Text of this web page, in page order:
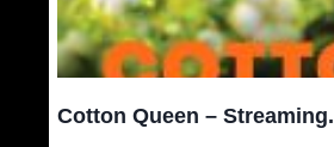
Cotton Queen – Streaming.